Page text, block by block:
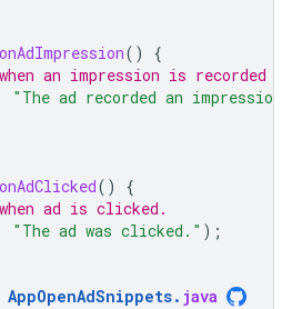
onAdImpression()
{
an impression is recorded
"The ad recorded an
onAdClicked()
{
ad is clicked.
"The ad was clicked." );
AppOpenAdSnippets. java